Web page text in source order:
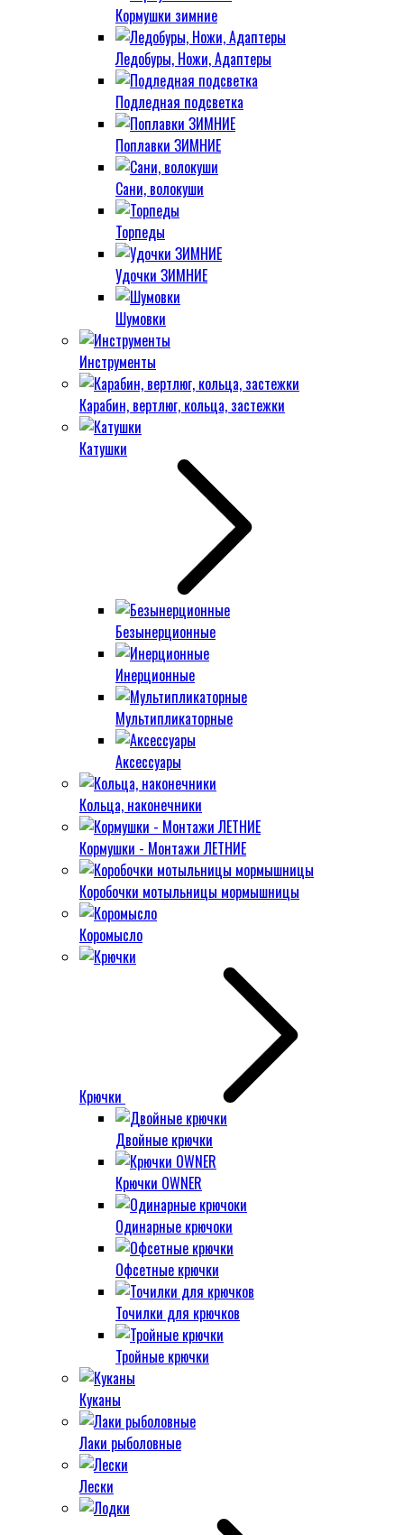
Кормушки зимние
Ледобуры, Ножи, Адаптеры
Подледная подсветка
Поплавки ЗИМНИЕ
Сани, волокуши
Торпеды
Удочки ЗИМНИЕ
Шумовки
Инструменты
Карабин, вертлюг, кольца, застежки
Катушки
Безынерционные
Инерционные
Мультипликаторные
Аксессуары
Кольца, наконечники
Кормушки - Монтажи ЛЕТНИЕ
Коробочки мотыльницы мормышницы
Коромысло
Крючки
Двойные крючки
Крючки OWNER
Одинарные крючоки
Офсетные крючки
Точилки для крючков
Тройные крючки
Куканы
Лаки рыболовные
Лески